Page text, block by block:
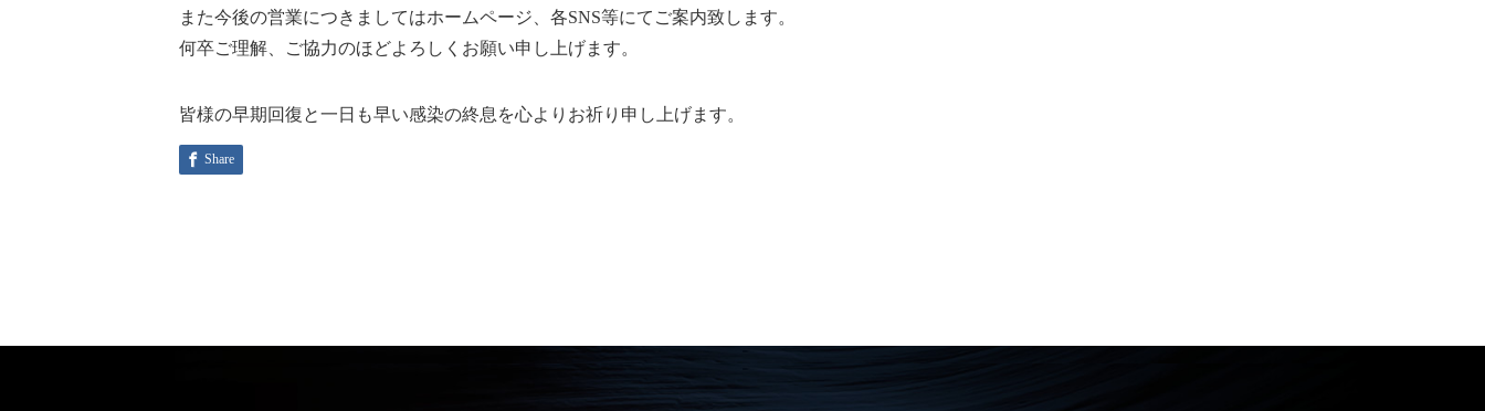
また今後の営業につきましてはホームページ、各SNS等にてご案内致します。
何卒ご理解、ご協力のほどよろしくお願い申し上げます。
皆様の早期回復と一日も早い感染の終息を心よりお祈り申し上げます。
Share